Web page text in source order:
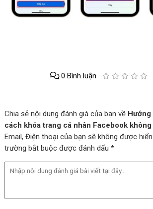
0 Bình luận
Chia sẻ nội dung đánh giá của bạn về Hướng
cách khóa trang cá nhân Facebook
Email, Điện thoại của bạn sẽ không được
trường bắt buộc được đánh dấu *